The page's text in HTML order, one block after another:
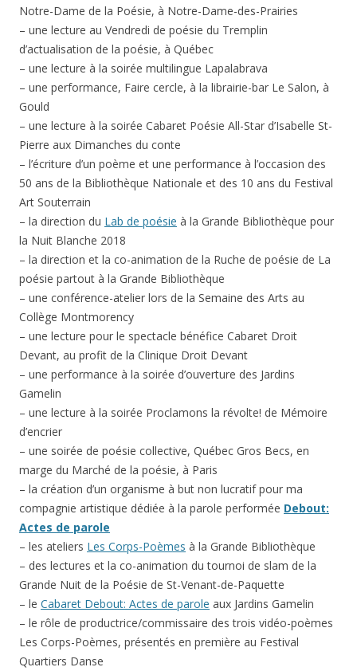
Notre-Dame de la Poésie, à Notre-Dame-des-Prairies
– une lecture au Vendredi de poésie du Tremplin
d’actualisation de la poésie, à Québec
– une lecture à la soirée multilingue Lapalabrava
– une performance, Faire cercle, à la librairie-bar Le Salon, à
Gould
– une lecture à la soirée Cabaret Poésie All-Star d’Isabelle St-
Pierre aux Dimanches du conte
– l’écriture d’un poème et une performance à l’occasion des
50 ans de la Bibliothèque Nationale et des 10 ans du Festival
Art Souterrain
– la direction du Lab de poésie à la Grande Bibliothèque pour
la Nuit Blanche 2018
– la direction et la co-animation de la Ruche de poésie de La
poésie partout à la Grande Bibliothèque
– une conférence-atelier lors de la Semaine des Arts au
Collège Montmorency
– une lecture pour le spectacle bénéfice Cabaret Droit
Devant, au profit de la Clinique Droit Devant
– une performance à la soirée d’ouverture des Jardins
Gamelin
– une lecture à la soirée Proclamons la révolte! de Mémoire
d’encrier
– une soirée de poésie collective, Québec Gros Becs, en
marge du Marché de la poésie, à Paris
– la création d’un organisme à but non lucratif pour ma
compagnie artistique dédiée à la parole performée Debout:
Actes de parole
– les ateliers Les Corps-Poèmes à la Grande Bibliothèque
– des lectures et la co-animation du tournoi de slam de la
Grande Nuit de la Poésie de St-Venant-de-Paquette
– le Cabaret Debout: Actes de parole aux Jardins Gamelin
– le rôle de productrice/commissaire des trois vidéo-poèmes
Les Corps-Poèmes, présentés en première au Festival
Quartiers Danse